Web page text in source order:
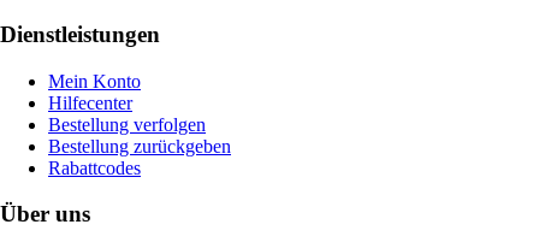
Dienstleistungen
Mein Konto
Hilfecenter
Bestellung verfolgen
Bestellung zurückgeben
Rabattcodes
Über uns